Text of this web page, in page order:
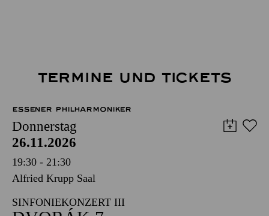
TERMINE UND TICKETS
ESSENER PHILHARMONIKER
Donnerstag
26.11.2026
19:30 - 21:30
Alfried Krupp Saal
SINFONIEKONZERT III